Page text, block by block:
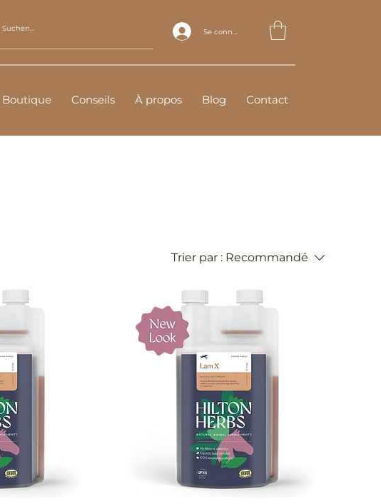
Boutique Conseils À propos Blog Contact
Se connecter
Trier par : Recommandé